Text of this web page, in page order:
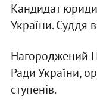
Кандидат
України. Суддя
Нагороджений
Ради України,
ступенів.